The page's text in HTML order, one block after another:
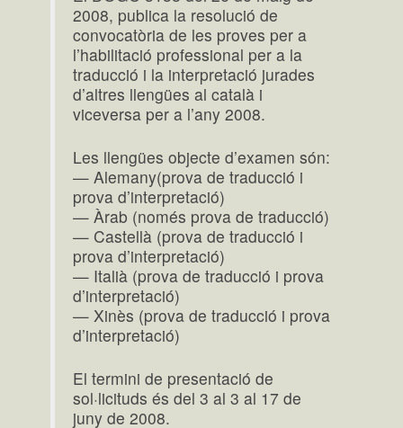
2008, publica la resolució de
convocatòria de les proves per a
l’habilitació professional per a la
traducció i la interpretació jurades
d’altres llengües al català i
viceversa per a l’any 2008.
Les llengües objecte d’examen són:
— Alemany(prova de traducció i
prova d’interpretació)
— Àrab (només prova de traducció)
— Castellà (prova de traducció i
prova d’interpretació)
— Italià (prova de traducció i prova
d’interpretació)
— Xinès (prova de traducció i prova
d’interpretació)
El termini de presentació de
sol·licituds és del 3 al 3 al 17 de
juny de 2008.